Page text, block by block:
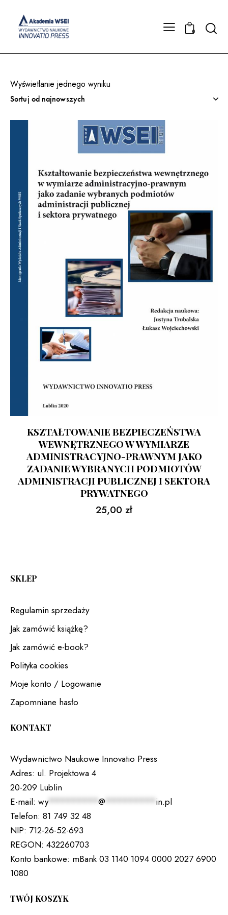
0
Wyświetlanie jednego wyniku
KSZTAŁTOWANIE BEZPIECZEŃSTWA
WEWNĘTRZNEGO W WYMIARZE
ADMINISTRACYJNO-PRAWNYM JAKO
ZADANIE WYBRANYCH PODMIOTÓW
ADMINISTRACJI PUBLICZNEJ I SEKTORA
PRYWATNEGO
25,00 zł
SKLEP
Regulamin sprzedaży
Jak zamówić książkę?
Jak zamówić e-book?
Polityka cookies
Moje konto / Logowanie
Zapomniane hasło
KONTAKT
Wydawnictwo Naukowe Innovatio Press
Adres: ul. Projektowa 4
20-209 Lublin
E-mail: wy*********@********* in.pl
Telefon: 81 749 32 48
NIP: 712-26-52-693
REGON: 432260703
Konto bankowe: mBank 03 1140 1094 0000 2027 6900
1080
TWÓJ KOSZYK